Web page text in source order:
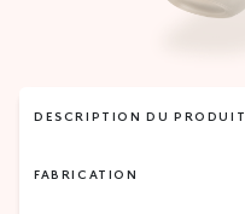
DESCRIPTION DU PRODUIT
FABRICATION